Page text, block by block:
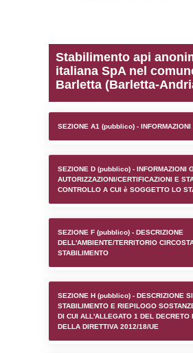
sql: SELECT
executionMS:
italiana
Barletta
SEZIONE A1